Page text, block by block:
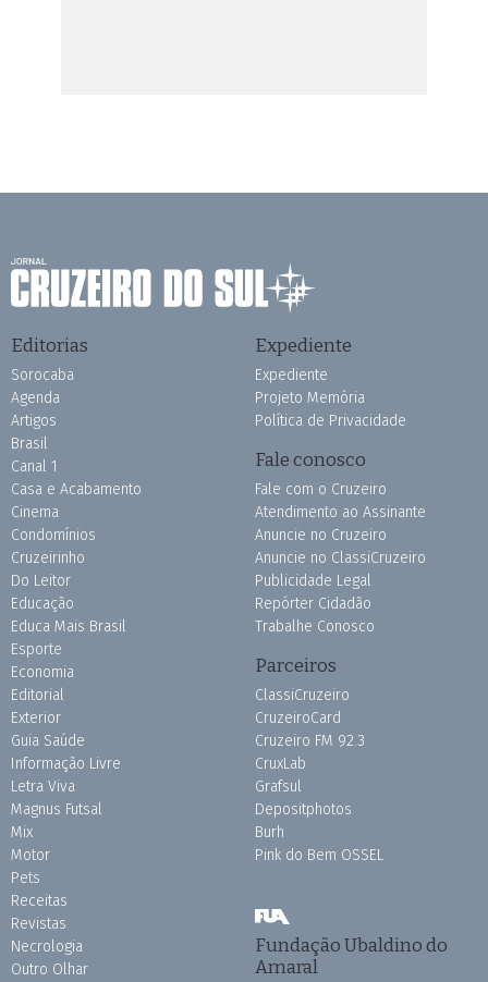
Editorias
Sorocaba
Agenda
Artigos
Brasil
Canal 1
Casa e Acabamento
Cinema
Condomínios
Cruzeirinho
Do Leitor
Educação
Educa Mais Brasil
Esporte
Economia
Editorial
Exterior
Guia Saúde
Informação Livre
Letra Viva
Magnus Futsal
Mix
Motor
Pets
Receitas
Revistas
Necrologia
Outro Olhar
Expediente
Expediente
Projeto Memória
Política de Privacidade
Fale conosco
Fale com o Cruzeiro
Atendimento ao Assinante
Anuncie no Cruzeiro
Anuncie no ClassiCruzeiro
Publicidade Legal
Repórter Cidadão
Trabalhe Conosco
Parceiros
ClassiCruzeiro
CruzeiroCard
Cruzeiro FM 92.3
CruxLab
Grafsul
Depositphotos
Burh
Pink do Bem OSSEL
Fundação Ubaldino do
Amaral